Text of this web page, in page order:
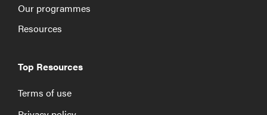
Our programmes
Resources
Top Resources
Terms of use